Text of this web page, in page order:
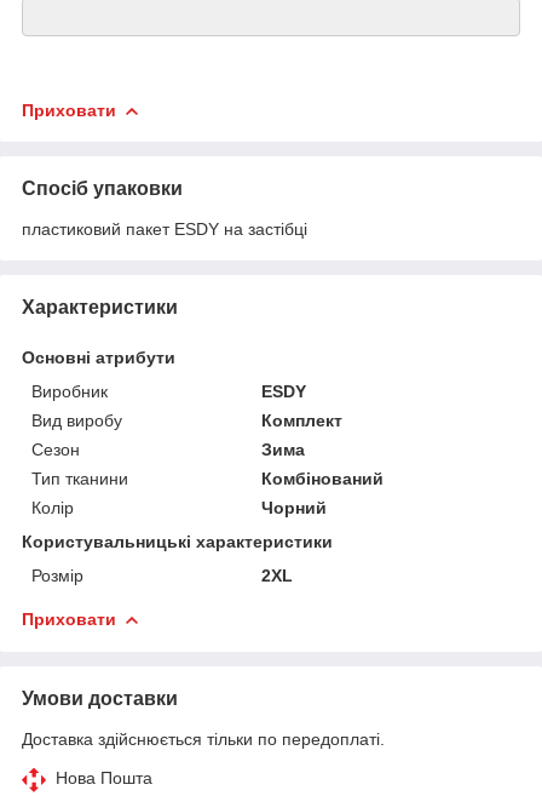
Приховати
Спосіб упаковки
пластиковий пакет ESDY на застібці
Характеристики
Основні атрибути
Виробник
ESDY
Вид виробу
Комплект
Сезон
Зима
Тип тканини
Комбінований
Колір
Чорний
Користувальницькі характеристики
Розмір
2XL
Приховати
Умови доставки
Доставка здійснюється тільки по передоплаті.
Нова Пошта